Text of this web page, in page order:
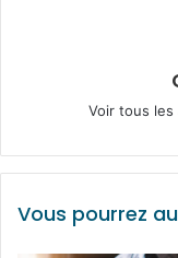
Voir tous les
Vous pourrez